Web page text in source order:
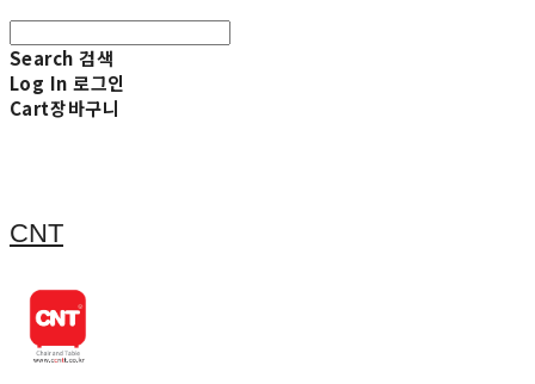
Search 검색
Log In 로그인
Cart장바구니
CNT